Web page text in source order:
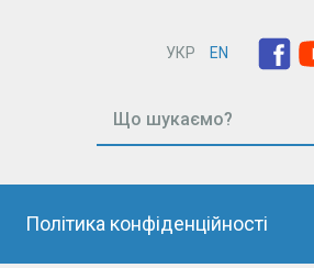
УКР EN
Політика конфіденційності